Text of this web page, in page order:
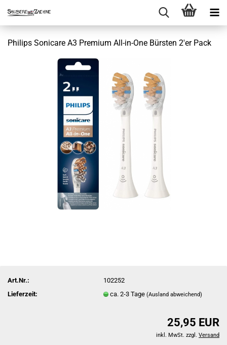
Philips Sonicare A3 Premium All-in-One Bürsten 2'er Pack
Art.Nr.:
102252
Lieferzeit:
ca. 2-3 Tage(Ausland abweichend)
25,95 EUR
inkl. MwSt. zzgl. Versand